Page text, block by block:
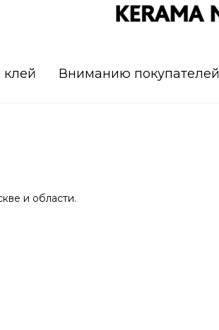
клей Вниманию покупателей
и области.